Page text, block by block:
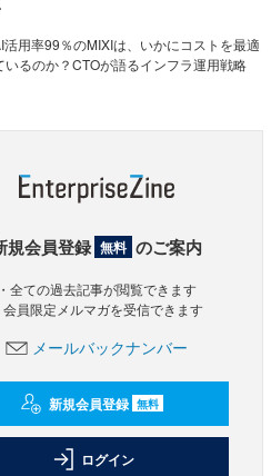
活用率99％のMIXIは、いかにコストを最適
いるのか？CTOが語るインフラ運用戦略
規会員登録 無料 のご案内
・全ての過去記事が閲覧できます
会員限定メルマガを受信できます
メールバックナンバー
新規会員登録 無料
ログイン